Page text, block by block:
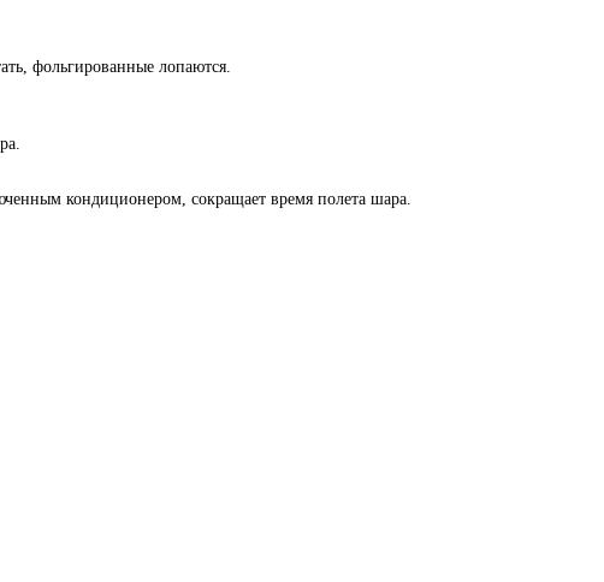
фольгированные лопаются.
кондиционером, сокращает время полета шара.